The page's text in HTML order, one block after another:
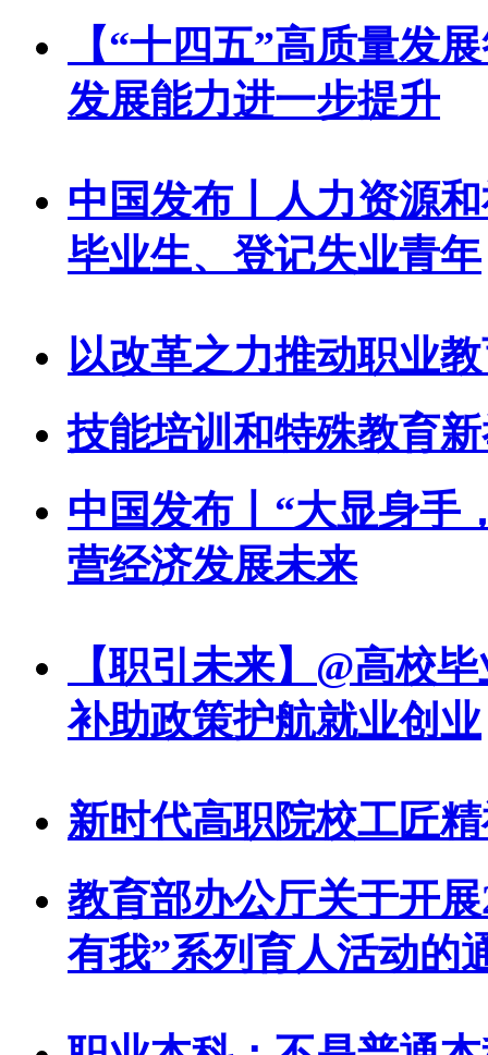
【“十四五”高质量发
发展能力进一步提升
中国发布丨人力资源
毕业生、登记失业青年
以改革之力推动职业
技能培训和特殊教育
中国发布丨“大显身手
营经济发展未来
【职引未来】@高校
补助政策护航就业创业
新时代高职院校工匠
教育部办公厅关于开
有我”系列育人活动的